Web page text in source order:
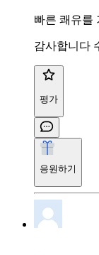
빠른 쾌유를
감사합니다
평가
응원하기